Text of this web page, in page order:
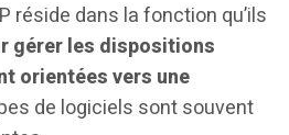
réside dans la fonction qu’ils
gérer les dispositions
orientées vers une
de logiciels sont souvent